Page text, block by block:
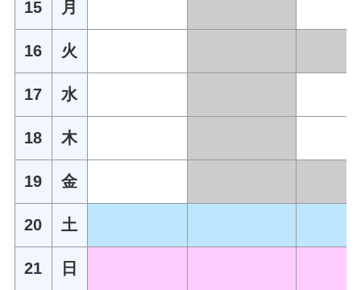
15 月
16 火
17 水
18 木
19 金
20 土
21 日